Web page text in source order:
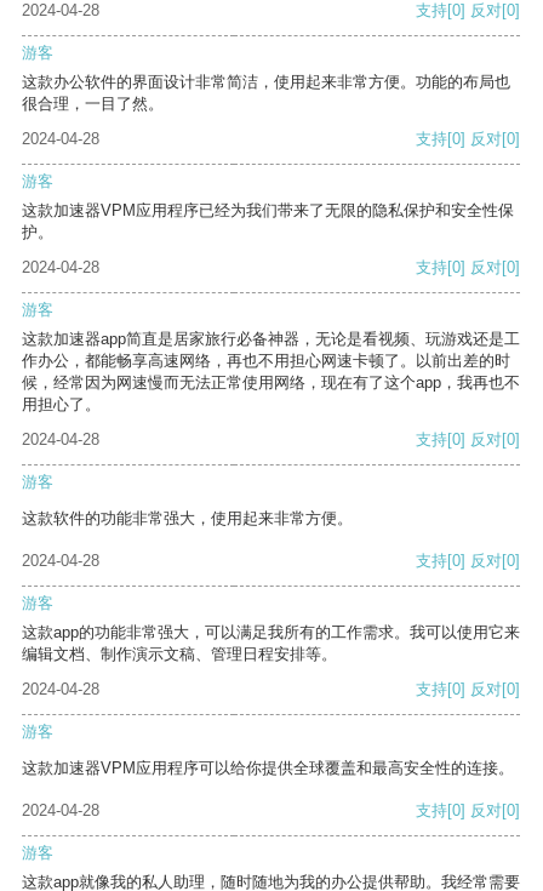
2024-04-28 支持[0] 反对[0]
游客
这款办公软件的界面设计非常简洁，使用起来非常方便。功能的布局也
很合理，一目了然。
2024-04-28
支持[0] 反对[0]
游客
这款加速器VPM应用程序已经为我们带来了无限的隐私保护和安全性保
护。
2024-04-28
支持[0] 反对[0]
游客
这款加速器app简直是居家旅行必备神器，无论是看视频、玩游戏还是工
作办公，都能畅享高速网络，再也不用担心网速卡顿了。以前出差的时
候，经常因为网速慢而无法正常使用网络，现在有了这个app，我再也不
用担心了。
2024-04-28
支持[0] 反对[0]
游客
这款软件的功能非常强大，使用起来非常方便。
2024-04-28 支持[0] 反对[0]
游客
这款app的功能非常强大，可以满足我所有的工作需求。我可以使用它来
编辑文档、制作演示文稿、管理日程安排等。
2024-04-28
支持[0] 反对[0]
游客
这款加速器VPM应用程序可以给你提供全球覆盖和最高安全性的连接。
2024-04-28 支持[0] 反对[0]
游客
这款app就像我的私人助理，随时随地为我的办公提供帮助。我经常需要